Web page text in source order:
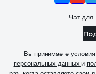
Чат для
Вы принимаете условия
персональных данных и